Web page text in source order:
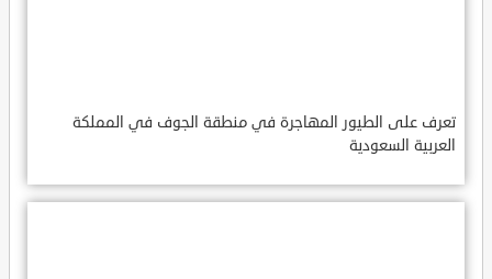
تعرف على الطيور المهاجرة في منطقة الجوف في المملكة
العربية السعودية